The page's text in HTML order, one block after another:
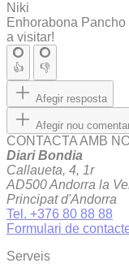
Niki
Enhorabona
a visitar!
👍 👎
Afegir resposta
Afegir nou
CONTACTA AMB
Diari Bondia
Callaueta, 4, 1r
AD500 Andorra la
Principat d'Andorra
Tel. +376 80 88 88
Formulari de
Serveis